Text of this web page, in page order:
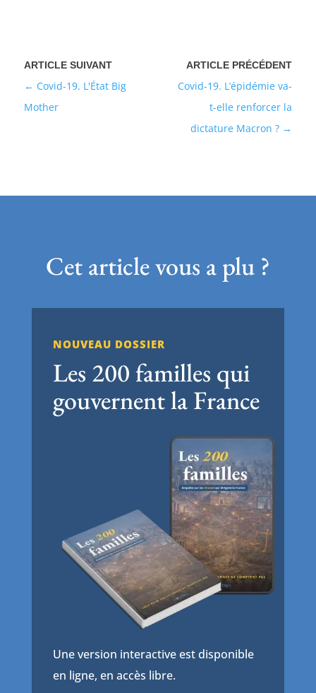
Covid-19. L’épidémie va-
t-elle renforcer la
dictature Macron ?
Covid-19. L'État Big
Mother
Cet article vous a plu ?
NOUVEAU DOSSIER
Les 200 familles qui
gouvernent la France
Une version interactive est disponible
en ligne, en accès libre.